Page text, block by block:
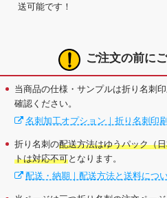
送可能です！
ご注文の前に
当商品の仕様・サンプルは折り名刺
確認ください。
名刺加工オプション｜折り名刺印
折り名刺の配送方法はゆうパック（
トは対応不可となります。
配送・納期｜配送方法と送料につ